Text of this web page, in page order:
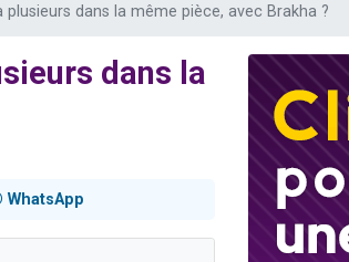
dans la même pièce, avec Brakha ?
dans la
WhatsApp